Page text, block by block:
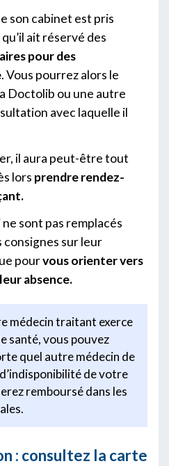
son cabinet est pris
ait réservé des
pour des
. Vous pourrez alors le
Doctolib ou une autre
avec laquelle il
il aura peut-être tout
lors prendre rendez-
sont pas remplacés
consignes sur leur
pourvous orienter vers
absence.
médecin traitant exerce
santé, vous pouvez
quel autre médecin de
de votre
remboursé dans les
: consultez la carte